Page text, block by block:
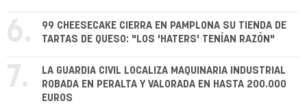
6.
99 CHEESECAKE CIERRA EN PAMPLONA SU TIENDA DE
TARTAS DE QUESO: "LOS 'HATERS' TENÍAN RAZÓN"
7.
LA GUARDIA CIVIL LOCALIZA MAQUINARIA INDUSTRIAL
ROBADA EN PERALTA Y VALORADA EN HASTA 200.000
EUROS